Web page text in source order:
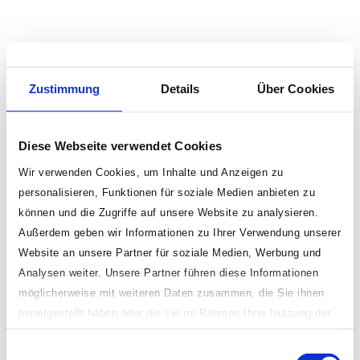
Zustimmung Details Über Cookies
Diese Webseite verwendet Cookies
Wir verwenden Cookies, um Inhalte und Anzeigen zu
personalisieren, Funktionen für soziale Medien anbieten zu
können und die Zugriffe auf unsere Website zu analysieren.
Außerdem geben wir Informationen zu Ihrer Verwendung unserer
Website an unsere Partner für soziale Medien, Werbung und
Analysen weiter. Unsere Partner führen diese Informationen
möglicherweise mit weiteren Daten zusammen, die Sie ihnen
bereitgestellt haben oder die sie im Rahmen Ihrer Nutzung der
Dienste gesammelt haben.
Indem Sie „erlauben oder zulassen“ klicken, stimmen Sie